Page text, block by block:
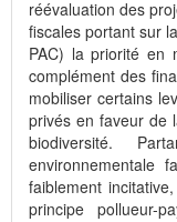
réévaluation des
fiscales portant sur
PAC) la priorité en
complément des
mobiliser certains
privés en faveur de
biodiversité.
environnementale
faiblement
principe pollueur-